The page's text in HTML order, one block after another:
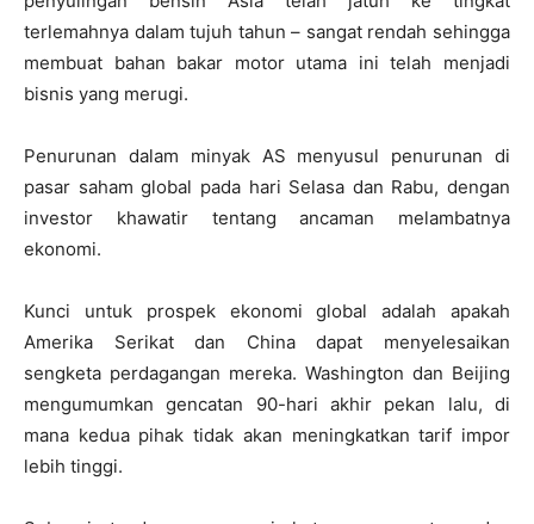
terlemahnya dalam tujuh tahun – sangat rendah sehingga
membuat bahan bakar motor utama ini telah menjadi
bisnis yang merugi.
Penurunan dalam minyak AS menyusul penurunan di
pasar saham global pada hari Selasa dan Rabu, dengan
investor khawatir tentang ancaman melambatnya
ekonomi.
Kunci untuk prospek ekonomi global adalah apakah
Amerika Serikat dan China dapat menyelesaikan
sengketa perdagangan mereka. Washington dan Beijing
mengumumkan gencatan 90-hari akhir pekan lalu, di
mana kedua pihak tidak akan meningkatkan tarif impor
lebih tinggi.